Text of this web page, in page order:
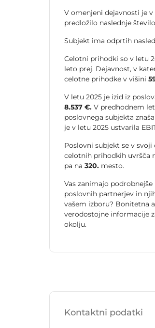
V omenjeni dejavnosti je
predložilo naslednje
Subjekt ima odprtih
Celotni prihodki so v letu
leto prej. Dejavnost, v
celotne prihodke v višini
V letu 2025 je izid iz
8.537 €. V predhodnem
poslovnega subjekta
je v letu 2025 ustvarila
Poslovni subjekt se v
celotnih prihodkih uvršča
pa na 320. mesto.
Vas zanimajo
poslovnih partnerjev in
vašem izboru? Bonitetna
verodostojne informacije
okolju.
Kontaktni podatki